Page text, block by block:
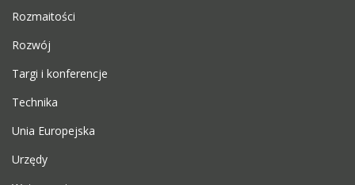
Rozmaitości
Rozwój
Targi i konferencje
Technika
Unia Europejska
Urzędy